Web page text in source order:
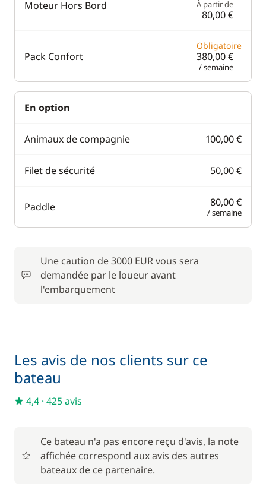
Moteur Hors Bord À partir de
80,00 €
Pack Confort
Obligatoire
380,00 €
/ semaine
En option
Animaux de compagnie 100,00 €
Filet de sécurité 50,00 €
Paddle 80,00 €
/ semaine
Une caution de 3000 EUR vous sera
demandée par le loueur avant
l'embarquement
Les avis de nos clients sur ce
bateau
4,4 · 425 avis
Ce bateau n'a pas encore reçu d'avis, la note
affichée correspond aux avis des autres
bateaux de ce partenaire.